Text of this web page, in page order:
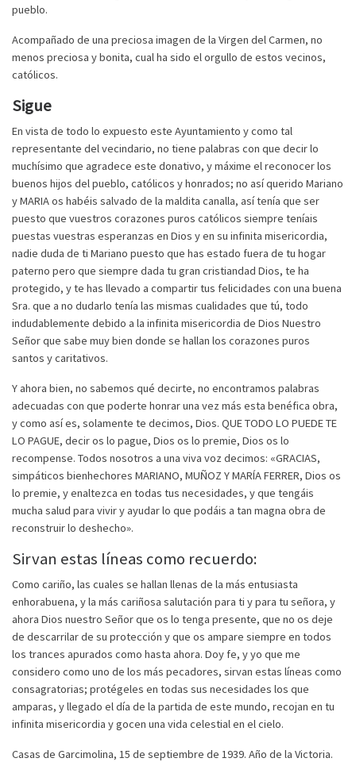
pueblo.
Acompañado de una preciosa imagen de la Virgen del Carmen, no
menos preciosa y bonita, cual ha sido el orgullo de estos vecinos,
católicos.
Sigue
En vista de todo lo expuesto este Ayuntamiento y como tal
representante del vecindario, no tiene palabras con que decir lo
muchísimo que agradece este donativo, y máxime el reconocer los
buenos hijos del pueblo, católicos y honrados; no así querido Mariano
y MARIA os habéis salvado de la maldita canalla, así tenía que ser
puesto que vuestros corazones puros católicos siempre teníais
puestas vuestras esperanzas en Dios y en su infinita misericordia,
nadie duda de ti Mariano puesto que has estado fuera de tu hogar
paterno pero que siempre dada tu gran cristiandad Dios, te ha
protegido, y te has llevado a compartir tus felicidades con una buena
Sra. que a no dudarlo tenía las mismas cualidades que tú, todo
indudablemente debido a la infinita misericordia de Dios Nuestro
Señor que sabe muy bien donde se hallan los corazones puros
santos y caritativos.
Y ahora bien, no sabemos qué decirte, no encontramos palabras
adecuadas con que poderte honrar una vez más esta benéfica obra,
y como así es, solamente te decimos, Dios. QUE TODO LO PUEDE TE
LO PAGUE, decir os lo pague, Dios os lo premie, Dios os lo
recompense. Todos nosotros a una viva voz decimos: «GRACIAS,
simpáticos bienhechores MARIANO, MUÑOZ Y MARÍA FERRER, Dios os
lo premie, y enaltezca en todas tus necesidades, y que tengáis
mucha salud para vivir y ayudar lo que podáis a tan magna obra de
reconstruir lo deshecho».
Sirvan estas líneas como recuerdo:
Como cariño, las cuales se hallan llenas de la más entusiasta
enhorabuena, y la más cariñosa salutación para ti y para tu señora, y
ahora Dios nuestro Señor que os lo tenga presente, que no os deje
de descarrilar de su protección y que os ampare siempre en todos
los trances apurados como hasta ahora. Doy fe, y yo que me
considero como uno de los más pecadores, sirvan estas líneas como
consagratorias; protégeles en todas sus necesidades los que
amparas, y llegado el día de la partida de este mundo, recojan en tu
infinita misericordia y gocen una vida celestial en el cielo.
Casas de Garcimolina, 15 de septiembre de 1939. Año de la Victoria.